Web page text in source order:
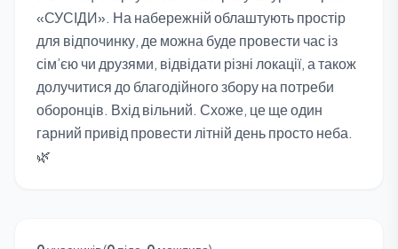
«СУСІДИ». На набережній облаштують простір
для відпочинку, де можна буде провести час із
сім’єю чи друзями, відвідати різні локації, а також
долучитися до благодійного збору на потреби
оборонців. Вхід вільний. Схоже, це ще один
гарний привід провести літній день просто неба.
🌿